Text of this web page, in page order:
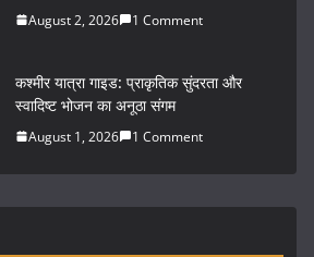
August 2, 2026 1 Comment
कश्मीर यात्रा गाइड: प्राकृतिक सुंदरता और
स्वादिष्ट भोजन का अनूठा संगम
August 1, 2026 1 Comment